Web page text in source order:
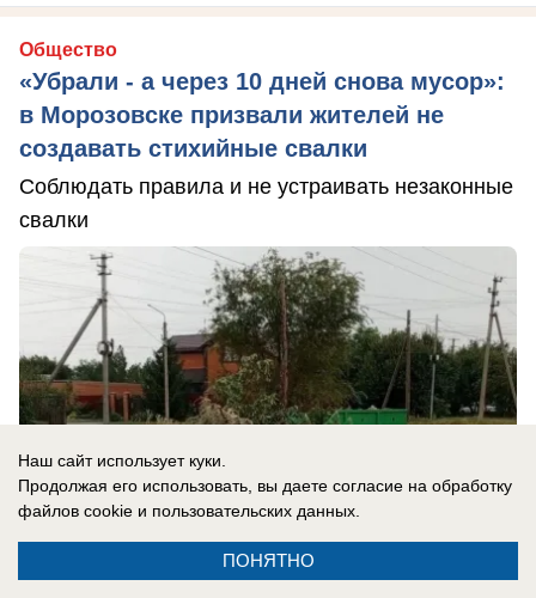
Общество
«Убрали - а через 10 дней снова мусор»:
в Морозовске призвали жителей не
создавать стихийные свалки
Соблюдать правила и не устраивать незаконные
свалки
Наш сайт использует куки.
Продолжая его использовать, вы даете согласие на обработку
файлов cookie и пользовательских данных.
ПОНЯТНО